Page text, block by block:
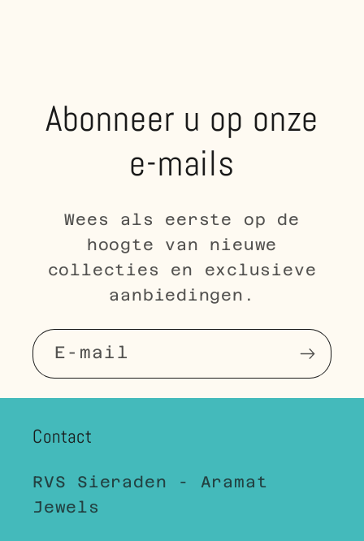
Abonneer u op onze
e-mails
Wees als eerste op de
hoogte van nieuwe
collecties en exclusieve
aanbiedingen.
E‑mail
Contact
RVS Sieraden - Aramat
Jewels